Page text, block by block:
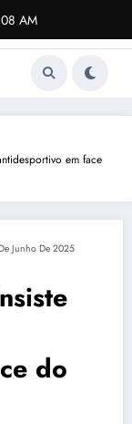
AM
em face
Junho De 2025
do